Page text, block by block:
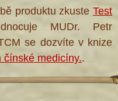
produktu zkuste Test
MUDr. Petr
se dozvíte v knize
čínské medicíny..